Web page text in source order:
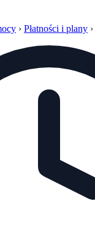
› Płatności i plany ›